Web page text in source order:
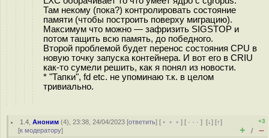
Там некому (пока?) контролировать состояние
памяти (чтобы построить поверху миграцию).
Максимум что можно — зафризить SIGSTOP и
потом тащить всю память, до победного.
Второй проблемой будет перенос состояния CPU в
новую точку запуска контейнера. И вот его в CRIU
как-то сумели решить, как я понял из новости.
* "Тапки", fd etc. не упоминаю т.к. в целом
тривиально.
1.4 ,Аноним (4), 23:38, 24/04/2023 [ответить] [ ﹢﹢﹢] [ · · ·][↓] [↑]
[к модератору]
+3
+ / –